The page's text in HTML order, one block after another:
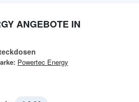
ANGEBOTE IN
Powertec Energy